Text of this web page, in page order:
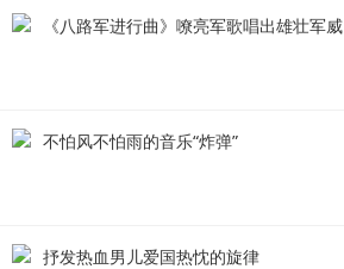
《八路军进行曲》嘹亮军歌唱出雄壮军威
不怕风不怕雨的音乐“炸弹”
抒发热血男儿爱国热忱的旋律